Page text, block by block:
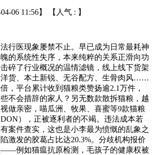
06 11:56】 【人气 : 】
医现象屡禁不止。早已成为日常最耗神
的系统性失序，本来纯粹的关系正滑向功
碎了行业概况的温情滤镜，线上线下货架
货、本土新锐、无谷配方、生骨肉风……
，平台累计收到猫粮类赞扬逾2.1万件，
不会措辞的家人？另无数款散拆猫粮，越
做亲密，喵瓜洲、牧果、喜蜜等9款猫粮
），正被逐利者的不竭。违法成本若
案件查实，这也是小李最为愤慨的乱象之
激发的胶葛占比达20.3%。分歧机构报价
例如猫瘟抗原检测，毛孩子的健康权被